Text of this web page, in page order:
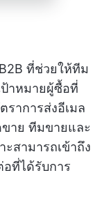
ที่ช่วยให้ทีม
าหมายผู้ซื้อที่
ราการส่งอีเมล
าย ทีมขายและ
สามารถเข้าถึง
ที่ได้รับการ